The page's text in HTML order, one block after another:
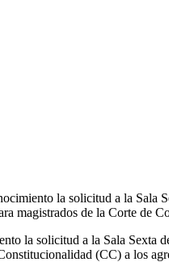
la solicitud a la Sala
magistrados de la Corte de
la solicitud a la Sala Sexta
(CC) a los